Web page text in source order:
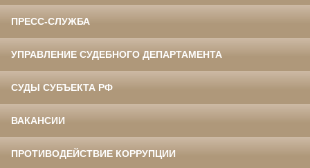
ПРЕСС-СЛУЖБА
УПРАВЛЕНИЕ СУДЕБНОГО ДЕПАРТАМЕНТА
СУДЫ СУБЪЕКТА РФ
ВАКАНСИИ
ПРОТИВОДЕЙСТВИЕ КОРРУПЦИИ